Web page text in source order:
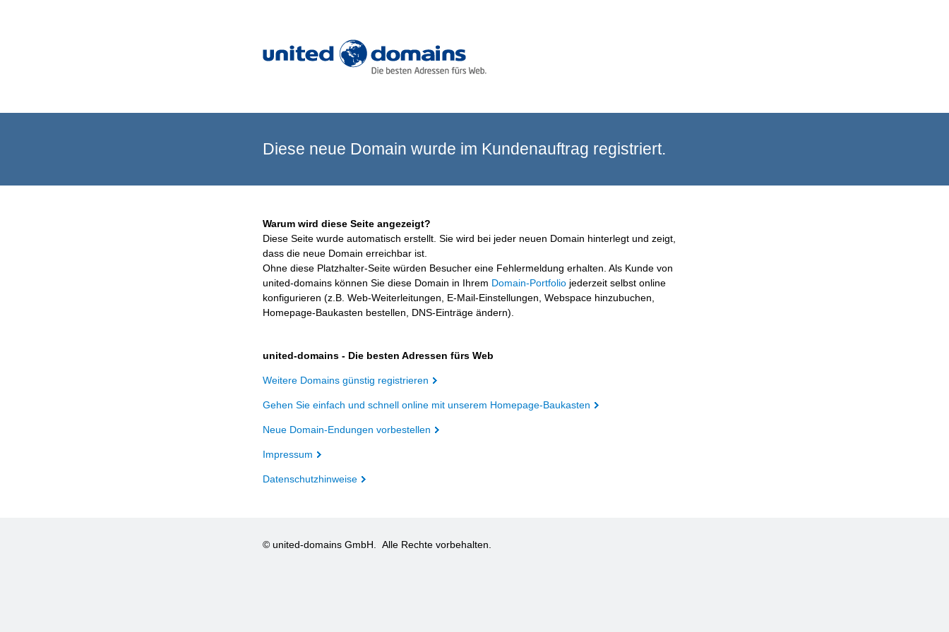
Diese neue Domain wurde im Kundenauftrag registriert.
Warum wird diese Seite angezeigt?
Diese Seite wurde automatisch erstellt. Sie wird bei jeder neuen Domain hinterlegt und zeigt,
dass die neue Domain erreichbar ist.
Ohne diese Platzhalter-Seite würden Besucher eine Fehlermeldung erhalten. Als Kunde von
united-domains können Sie diese Domain in Ihrem Domain-Portfolio jederzeit selbst online
konfigurieren (z.B. Web-Weiterleitungen, E-Mail-Einstellungen, Webspace hinzubuchen,
Homepage-Baukasten bestellen, DNS-Einträge ändern).
united-domains - Die besten Adressen fürs Web
Weitere Domains günstig registrieren
Gehen Sie einfach und schnell online mit unserem Homepage-Baukasten
Neue Domain-Endungen vorbestellen
Impressum
Datenschutzhinweise
© united-domains GmbH. Alle Rechte vorbehalten.